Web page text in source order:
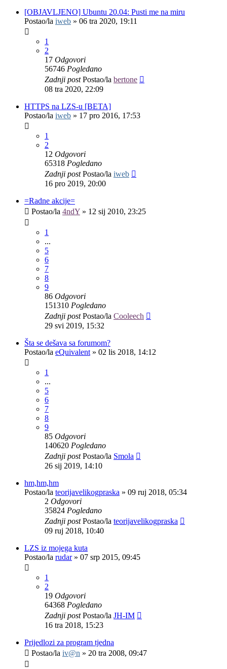
[OBJAVLJENO] Ubuntu 20.04: Pusti me na miru
Postao/la iweb » 06 tra 2020, 19:11
1
2
17 Odgovori
56746 Pogledano
Zadnji postPostao/la bertone
08 tra 2020, 22:09
HTTPS na LZS-u [BETA]
Postao/la iweb » 17 pro 2016, 17:53
1
2
12 Odgovori
65318 Pogledano
Zadnji postPostao/la iweb
16 pro 2019, 20:00
=Radne akcije=
Postao/la 4ndY » 12 sij 2010, 23:25
1
...
5
6
7
8
9
86 Odgovori
151310 Pogledano
Zadnji postPostao/la Cooleech
29 svi 2019, 15:32
Šta se dešava sa forumom?
Postao/la eQuivalent » 02 lis 2018, 14:12
1
...
5
6
7
8
9
85 Odgovori
140620 Pogledano
Zadnji postPostao/la Smola
26 sij 2019, 14:10
hm,hm,hm
Postao/la teorijavelikogpraska » 09 ruj 2018, 05:34
2 Odgovori
35824 Pogledano
Zadnji postPostao/la teorijavelikogpraska
09 ruj 2018, 10:40
LZS iz mojega kuta
Postao/la rudar» 07 srp 2015, 09:45
1
2
19 Odgovori
64368 Pogledano
Zadnji postPostao/la JH-IM
16 tra 2018, 15:23
Prijedlozi za program tjedna
Postao/la iv@n » 20 tra 2008, 09:47